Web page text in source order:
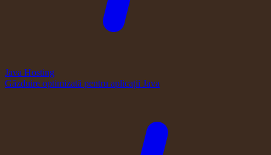
Java Hosting
Găzduire optimizată pentru aplicații Java